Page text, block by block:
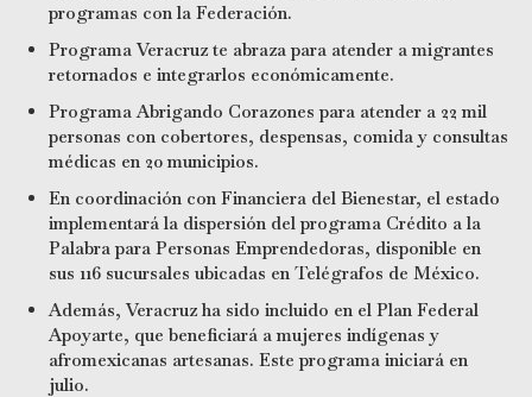
programas con la Federación.
Programa Veracruz te abraza para atender a migrantes
retornados e integrarlos económicamente.
Programa Abrigando Corazones para atender a 22 mil
personas con cobertores, despensas, comida y consultas
médicas en 20 municipios.
En coordinación con Financiera del Bienestar, el estado
implementará la dispersión del programa Crédito a la
Palabra para Personas Emprendedoras, disponible en
sus 116 sucursales ubicadas en Telégrafos de México.
Además, Veracruz ha sido incluido en el Plan Federal
Apoyarte, que beneficiará a mujeres indígenas y
afromexicanas artesanas. Este programa iniciará en
julio.